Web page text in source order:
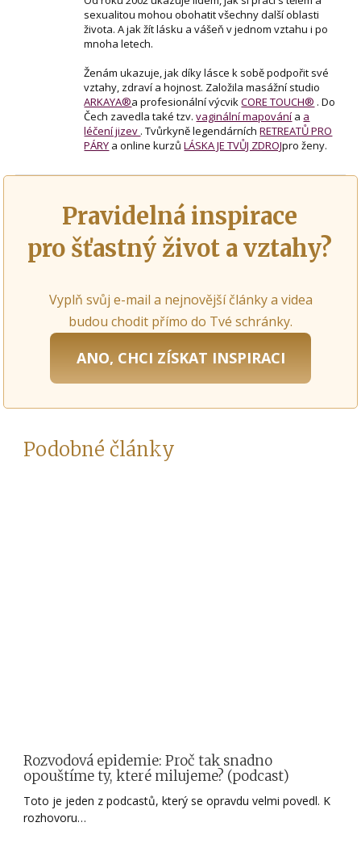
sexualitou mohou obohatit všechny další oblasti
života. A jak žít lásku a vášeň v jednom vztahu i po
mnoha letech.
Ženám ukazuje, jak díky lásce k sobě podpořit své
vztahy, zdraví a hojnost. Založila masážní studio
ARKAYA®a profesionální výcvikCORE TOUCH® . Do
Čech zavedla také tzv.vaginální mapování a a
léčení jizev . Tvůrkyně legendárníchRETREATŮ PRO
PÁRY a online kurzůLÁSKA JE TVŮJ ZDROJpro ženy.
Pravidelná inspirace
pro šťastný život a vztahy?
Vyplň svůj e-mail a nejnovější články a videa
budou chodit přímo do Tvé schránky.
ANO, CHCI ZÍSKAT INSPIRACI
Podobné články
Rozvodová epidemie: Proč tak snadno
opouštíme ty, které milujeme? (podcast)
Toto je jeden z podcastů, který se opravdu velmi povedl. K
rozhovoru…